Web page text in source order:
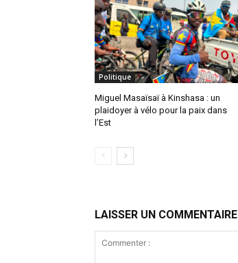
Politique
Miguel Masaïsaï à Kinshasa : un
plaidoyer à vélo pour la paix dans
l’Est
LAISSER UN COMMENTAIRE